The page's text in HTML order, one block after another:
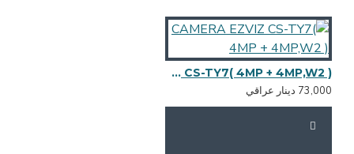
CAMERA EZVIZ CS-TY7( 4MP + 4MP,W2 )
دينار عراقي